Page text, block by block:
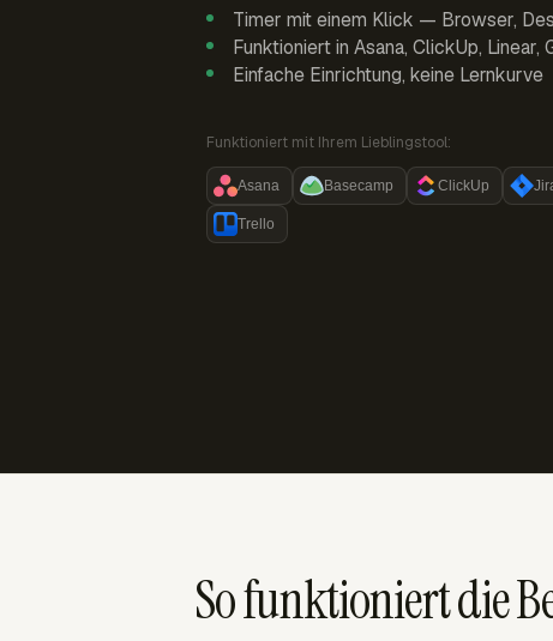
Timer mit einem Klick — Browser,
Funktioniert in Asana, ClickUp, Linear,
Einfache Einrichtung, keine Lernkurve
Funktioniert mit Ihrem Lieblingstool:
Asana Basecamp ClickUp
Trello
So funktioniert die